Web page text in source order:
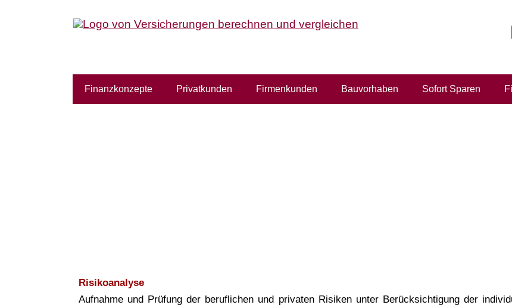
Finanzkonzepte Privatkunden Firmenkunden Bauvorhaben Sofort Sparen
Risikoanalyse
Aufnahme und Prüfung der beruflichen und privaten Risiken unter Berücksichtigung der